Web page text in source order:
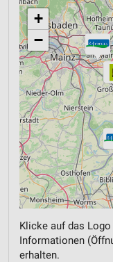
+
−
Klicke auf das
Informationen
erhalten.